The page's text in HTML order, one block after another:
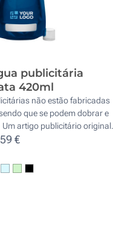
publicitária
420ml
não estão fabricadas
que se podem dobrar e
artigo publicitário original.
€